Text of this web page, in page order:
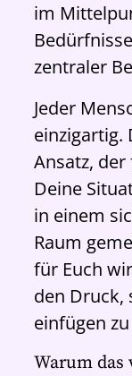
im
zentraler
Jeder
einzigartig.
Ansatz,
Deine
in einem
Raum
für Euch
den Druck,
einfügen
Warum